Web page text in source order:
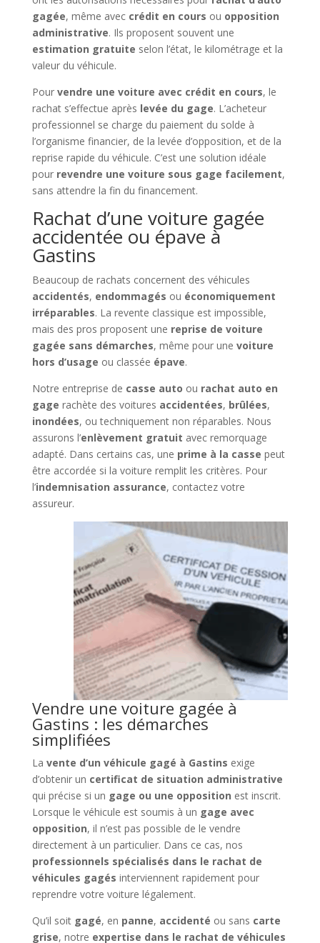
gagée, même avec crédit en cours ou opposition
administrative. Ils proposent souvent une
estimation gratuite selon l’état, le kilométrage et la
valeur du véhicule.
Pour vendre une voiture avec crédit en cours, le
rachat s’effectue après levée du gage. L’acheteur
professionnel se charge du paiement du solde à
l’organisme financier, de la levée d’opposition, et de la
reprise rapide du véhicule. C’est une solution idéale
pour revendre une voiture sous gage facilement,
sans attendre la fin du financement.
Rachat d’une voiture gagée
accidentée ou épave à
Gastins
Beaucoup de rachats concernent des véhicules
accidentés, endommagés ou économiquement
irréparables. La revente classique est impossible,
mais des pros proposent une reprise de voiture
gagée sans démarches, même pour une voiture
hors d’usage ou classée épave.
Notre entreprise de casse auto ou rachat auto en
gage rachète des voitures accidentées, brûlées,
inondées, ou techniquement non réparables. Nous
assurons l’enlèvement gratuit avec remorquage
adapté. Dans certains cas, une prime à la casse peut
être accordée si la voiture remplit les critères. Pour
l’indemnisation assurance, contactez votre
assureur.
Vendre une voiture gagée à
Gastins : les démarches
simplifiées
La vente d’un véhicule gagé à Gastins exige
d’obtenir un certificat de situation administrative
qui précise si un gage ou une opposition est inscrit.
Lorsque le véhicule est soumis à un gage avec
opposition, il n’est pas possible de le vendre
directement à un particulier. Dans ce cas, nos
professionnels spécialisés dans le rachat de
véhicules gagés interviennent rapidement pour
reprendre votre voiture légalement.
Qu’il soit gagé, en panne, accidenté ou sans carte
grise, notre expertise dans le rachat de véhicules